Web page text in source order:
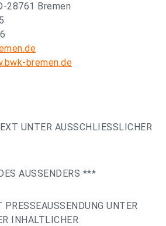
28761 Bremen
bremen.de
UNTER AUSSCHLIESSLICHER
AUSSENDERS ***
UNTER
INHALTLICHER